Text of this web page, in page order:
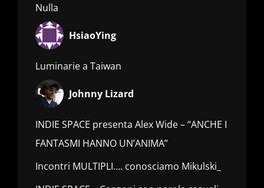
Nulla
HsiaoYing
Luminarie a Taiwan
Johnny Lizard
INDIE SPACE presenta Alex Wide – “ANCHE I
FANTASMI HANNO UN’ANIMA”
Incontri MULTIPLI…. conosciamo Mikulski_